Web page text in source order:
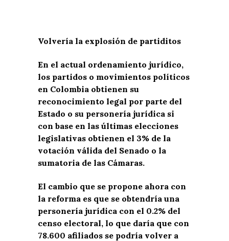
Volvería la explosión de partiditos
En el actual ordenamiento jurídico,
los partidos o movimientos políticos
en Colombia obtienen su
reconocimiento legal por parte del
Estado o su personería jurídica si
con base en las últimas elecciones
legislativas obtienen el 3% de la
votación válida del Senado o la
sumatoria de las Cámaras.
El cambio que se propone ahora con
la reforma es que se obtendría una
personería jurídica con el 0.2% del
censo electoral, lo que daría que con
78.600 afiliados se podría volver a